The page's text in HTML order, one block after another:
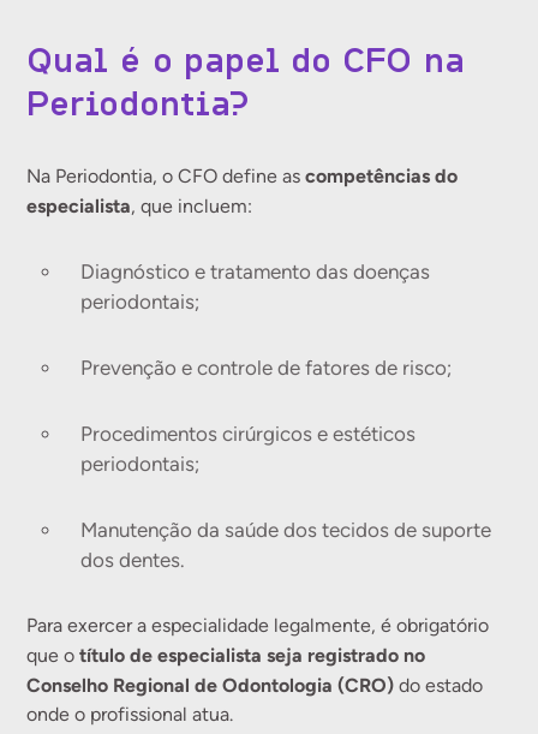
Qual é o papel do CFO na
Periodontia?
Na Periodontia, o CFO define ascompetências do
especialista, que incluem:
Diagnóstico e tratamento das doenças
periodontais;
Prevenção e controle de fatores de risco;
Procedimentos cirúrgicos e estéticos
periodontais;
Manutenção da saúde dos tecidos de suporte
dos dentes.
Para exercer a especialidade legalmente, é obrigatório
que otítulo de especialista seja registrado no
Conselho Regional de Odontologia (CRO) do estado
onde o profissional atua.